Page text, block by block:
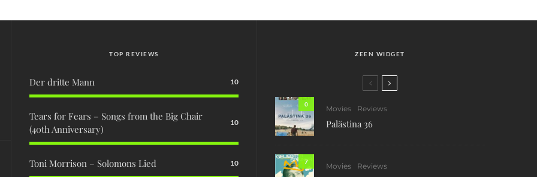
TOP REVIEWS
Der dritte Mann 10
Tears for Fears – Songs from the Big Chair
(40th Anniversary)
10
Toni Morrison – Solomons Lied 10
ZEEN WIDGET
0
Movies Reviews
Palästina 36
7
Movies Reviews